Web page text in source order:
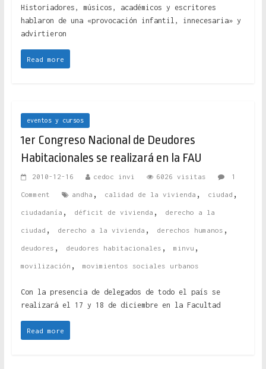
Historiadores, músicos, académicos y escritores
hablaron de una «provocación infantil, innecesaria» y
advirtieron
Read more
eventos y cursos
1er Congreso Nacional de Deudores
Habitacionales se realizará en la FAU
2010-12-16 cedoc invi 6026 visitas 1
Comment andha , calidad de la vivienda , ciudad ,
ciudadanía , déficit de vivienda , derecho a la
ciudad , derecho a la vivienda , derechos humanos ,
deudores , deudores habitacionales , minvu ,
movilización , movimientos sociales urbanos
Con la presencia de delegados de todo el país se
realizará el 17 y 18 de diciembre en la Facultad
Read more